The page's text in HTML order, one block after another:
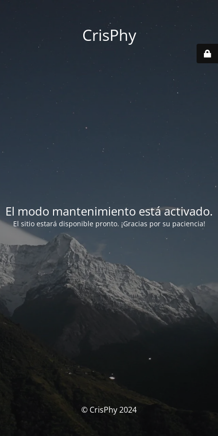
CrisPhy
El modo mantenimiento está activado.
El sitio estará disponible pronto. ¡Gracias por su paciencia!
© CrisPhy 2024